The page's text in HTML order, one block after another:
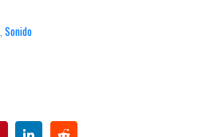
Sonido